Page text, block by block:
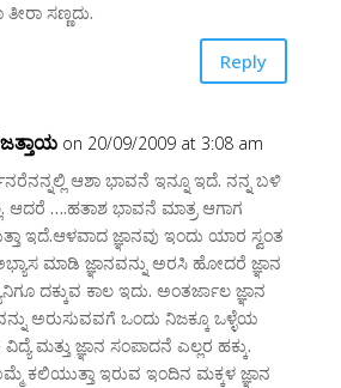
ಸಣ್ಣದು.
Reply
on 20/09/2009 at 3:08 am
ಆಶಾ ಭಾವನೆ ಇನ್ನೂ ಇದೆ. ನನ್ನ ಬಳಿ
ಆದರೆ ….ಹತಾಶ ಭಾವನೆ ಮಾತ್ರ ಆಗಾಗ
ಇದೆ.ಆಳವಾದ ಜ್ಞಾನವು ಇಂದು ಯಾರ ಸ್ವಂತ
ಅಭ್ಯಾಸ ಮಾಡಿ ಜ್ಞಾನವನ್ನು ಅರಸಿ ಹೋದರೆ ಜ್ಞಾನ
ದಕ್ಕುವ ಕಾಲ ಇದು. ಅಂತರ್ಜಾಲ ಜ್ಞಾನ
ಅರುಸುವವಗೆ ಒಂದು ನಿಜಕ್ಕೂ ಒಳ್ಳೆಯ
ಮತ್ತು ಜ್ಞಾನ ಸಂಪಾದನೆ ಎಲ್ಲರ ಹಕ್ಕು.
ಕಲಿಯುತ್ತಾ ಇರುವ ಇಂದಿನ ಮಕ್ಕಳ ಜ್ಞಾನ